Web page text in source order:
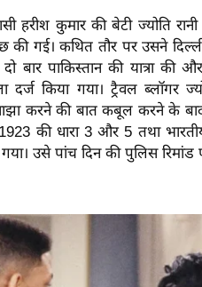
हरीश कुमार की बेटी ज्योति
गई। कथित तौर पर उसने
बार पाकिस्तान की यात्रा की
किया गया। ट्रैवल ब्लॉगर
करने की बात कबूल करने के
की धारा 3 और 5 तथा
उसे पांच दिन की पुलिस रिमांड